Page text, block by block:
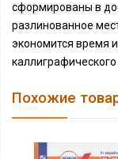
сформированы в
разлинованное
экономится время
Похожие